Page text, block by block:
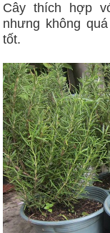
Cây thích hợp
nhưng không
tốt.